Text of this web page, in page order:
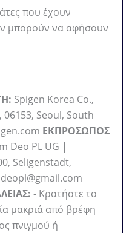
που έχουν
μπορούν να αφήσουν
Spigen Korea Co.,
Seoul, South
ΕΚΠΡΟΣΩΠΟΣ
Deo PL UG |
Seligenstadt,
- Κρατήστε το
μακριά από βρέφη
πνιγμού ή